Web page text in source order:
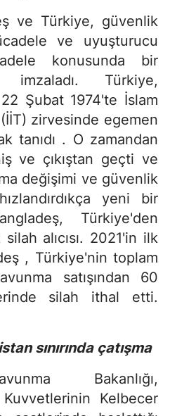
ve Türkiye, güvenlik
ve uyuşturucu
konusunda bir
imzaladı. Türkiye,
Şubat 1974'te İslam
zirvesinde egemen
tanıdı . O zamandan
ve çıkıştan geçti ve
değişimi ve güvenlik
yeni bir
Türkiye'den
alıcısı. 2021'in ilk
, Türkiye'nin toplam
satışından 60
silah ithal etti.
sınırında çatışma
Bakanlığı,
Kelbecer